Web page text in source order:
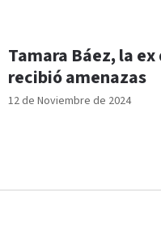
12 de Noviembre de 2024
Tamara Báez, la
recibió amenazas